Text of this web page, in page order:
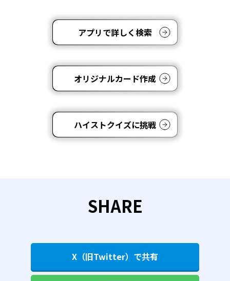
アプリで詳しく検索
オリジナルカード作成
ハイストクイズに挑戦
SHARE
X（旧Twitter）で共有